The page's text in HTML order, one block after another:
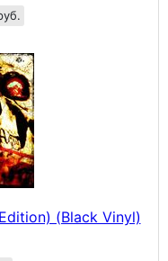
(Black Vinyl)